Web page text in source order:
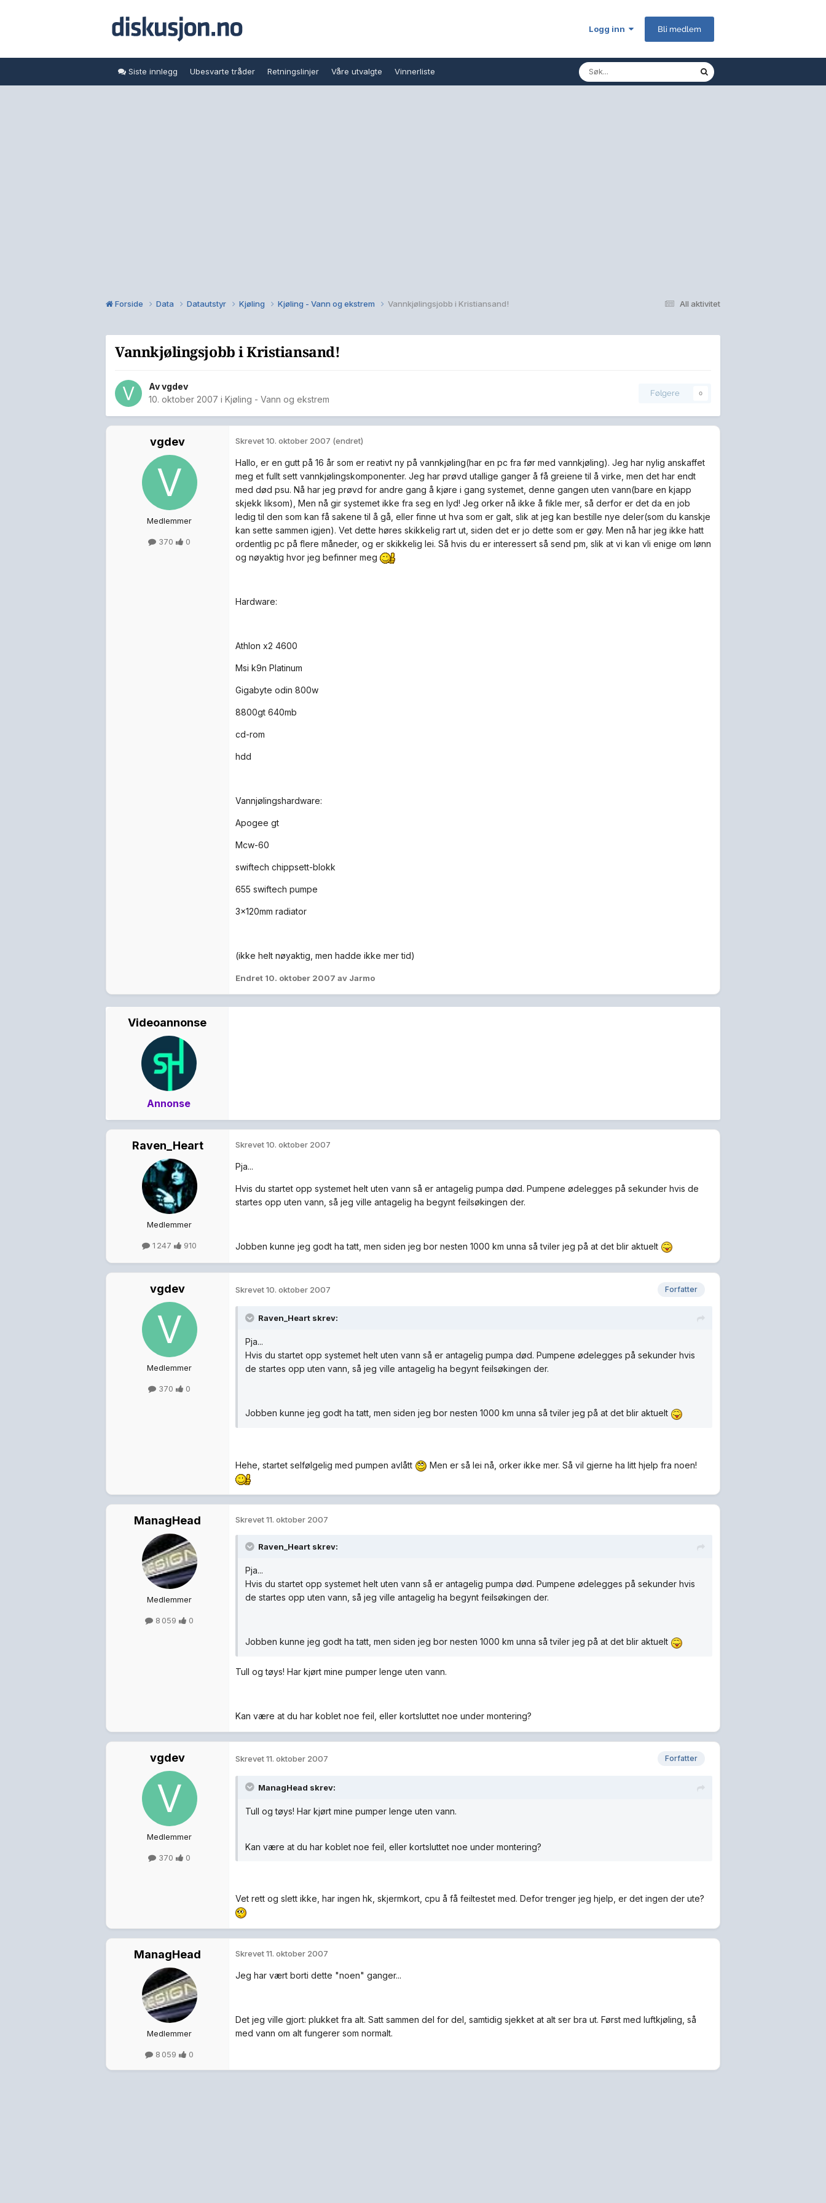
Logg inn Bli medlem
Siste innlegg Ubesvarte tråder Retningslinjer Våre utvalgte Vinnerliste
All aktivitet
Forside Data Datautstyr Kjøling Kjøling - Vann og ekstrem Vannkjølingsjobb i Kristiansand!
Vannkjølingsjobb i Kristiansand!
Avvgdev
10. oktober 2007 i Kjøling - Vann og ekstrem
Følgere 0
vgdev
Medlemmer
370 0
Skrevet10. oktober 2007 (endret)
Hallo, er en gutt på 16 år som er reativt ny på vannkjøling(har en pc fra før med vannkjøling). Jeg har nylig anskaffet
meg et fullt sett vannkjølingskomponenter. Jeg har prøvd utallige ganger å få greiene til å virke, men det har endt
med død psu. Nå har jeg prøvd for andre gang å kjøre i gang systemet, denne gangen uten vann(bare en kjapp
skjekk liksom), Men nå gir systemet ikke fra seg en lyd! Jeg orker nå ikke å fikle mer, så derfor er det da en job
ledig til den som kan få sakene til å gå, eller finne ut hva som er galt, slik at jeg kan bestille nye deler(som du kanskje
kan sette sammen igjen). Vet dette høres skikkelig rart ut, siden det er jo dette som er gøy. Men nå har jeg ikke hatt
ordentlig pc på flere måneder, og er skikkelig lei. Så hvis du er interessert så send pm, slik at vi kan vli enige om lønn
og nøyaktig hvor jeg befinner meg
Hardware:
Athlon x2 4600
Msi k9n Platinum
Gigabyte odin 800w
8800gt 640mb
cd-rom
hdd
Vannjølingshardware:
Apogee gt
Mcw-60
swiftech chippsett-blokk
655 swiftech pumpe
3x120mm radiator
(ikke helt nøyaktig, men hadde ikke mer tid)
Endret 10. oktober 2007 av Jarmo
Videoannonse
Annonse
Raven_Heart
Medlemmer
1 247 910
Skrevet10. oktober 2007
Pja...
Hvis du startet opp systemet helt uten vann så er antagelig pumpa død. Pumpene ødelegges på sekunder hvis de
startes opp uten vann, så jeg ville antagelig ha begynt feilsøkingen der.
Jobben kunne jeg godt ha tatt, men siden jeg bor nesten 1000 km unna så tviler jeg på at det blir aktuelt
vgdev
Medlemmer
370 0
Forfatter
Skrevet10. oktober 2007
Raven_Heart skrev:
Pja...
Hvis du startet opp systemet helt uten vann så er antagelig pumpa død. Pumpene ødelegges på sekunder hvis
de startes opp uten vann, så jeg ville antagelig ha begynt feilsøkingen der.
Jobben kunne jeg godt ha tatt, men siden jeg bor nesten 1000 km unna så tviler jeg på at det blir aktuelt
Hehe, startet selfølgelig med pumpen avlått Men er så lei nå, orker ikke mer. Så vil gjerne ha litt hjelp fra noen!
ManagHead
Medlemmer
8 059 0
Skrevet11. oktober 2007
Raven_Heart skrev:
Pja...
Hvis du startet opp systemet helt uten vann så er antagelig pumpa død. Pumpene ødelegges på sekunder hvis
de startes opp uten vann, så jeg ville antagelig ha begynt feilsøkingen der.
Jobben kunne jeg godt ha tatt, men siden jeg bor nesten 1000 km unna så tviler jeg på at det blir aktuelt
Tull og tøys! Har kjørt mine pumper lenge uten vann.
Kan være at du har koblet noe feil, eller kortsluttet noe under montering?
vgdev
Medlemmer
370 0
Forfatter
Skrevet11. oktober 2007
ManagHead skrev:
Tull og tøys! Har kjørt mine pumper lenge uten vann.
Kan være at du har koblet noe feil, eller kortsluttet noe under montering?
Vet rett og slett ikke, har ingen hk, skjermkort, cpu å få feiltestet med. Defor trenger jeg hjelp, er det ingen der ute?
ManagHead
Medlemmer
8 059 0
Skrevet11. oktober 2007
Jeg har vært borti dette "noen" ganger...
Det jeg ville gjort: plukket fra alt. Satt sammen del for del, samtidig sjekket at alt ser bra ut. Først med luftkjøling, så
med vann om alt fungerer som normalt.